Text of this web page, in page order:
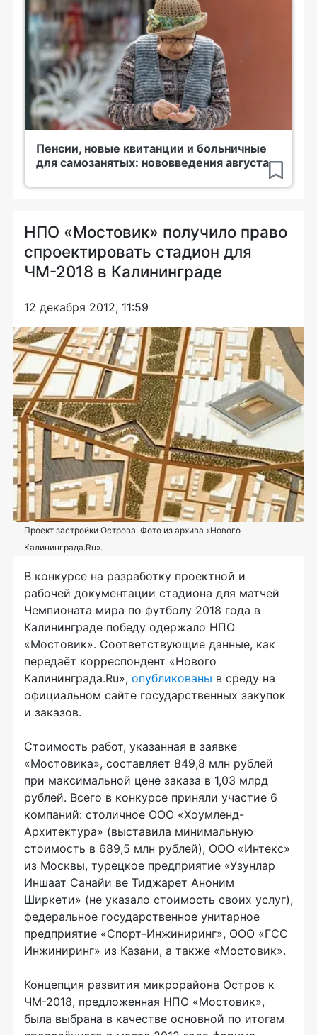
Пенсии, новые квитанции и больничные
для самозанятых: нововведения августа
НПО «Мостовик» получило право
спроектировать стадион для
ЧМ-2018 в Калининграде
12 декабря 2012, 11:59
Проект застройки Острова. Фото из архива «Нового
Калининграда.Ru».
В конкурсе на разработку проектной и
рабочей документации стадиона для матчей
Чемпионата мира по футболу 2018 года в
Калининграде победу одержало НПО
«Мостовик». Соответствующие данные, как
передаёт корреспондент «Нового
Калининграда.Ru», опубликованы в среду на
официальном сайте государственных закупок
и заказов.
Стоимость работ, указанная в заявке
«Мостовика», составляет 849,8 млн рублей
при максимальной цене заказа в 1,03 млрд
рублей. Всего в конкурсе приняли участие 6
компаний: столичное ООО «Хоумленд-
Архитектура» (выставила минимальную
стоимость в 689,5 млн рублей), ООО «Интекс»
из Москвы, турецкое предприятие «Узунлар
Иншаат Санайи ве Тиджарет Аноним
Ширкети» (не указало стоимость своих услуг),
федеральное государственное унитарное
предприятие «Спорт-Инжиниринг», ООО «ГСС
Инжиниринг» из Казани, а также «Мостовик».
Концепция развития микрорайона Остров к
ЧМ-2018, предложенная НПО «Мостовик»,
была выбрана в качестве основной по итогам